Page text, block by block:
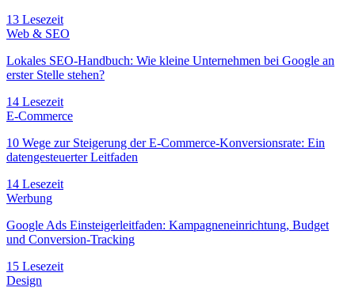
13 Lesezeit
Web & SEO
Lokales SEO-Handbuch: Wie kleine Unternehmen bei Google an
erster Stelle stehen?
14 Lesezeit
E-Commerce
10 Wege zur Steigerung der E-Commerce-Konversionsrate: Ein
datengesteuerter Leitfaden
14 Lesezeit
Werbung
Google Ads Einsteigerleitfaden: Kampagneneinrichtung, Budget
und Conversion-Tracking
15 Lesezeit
Design